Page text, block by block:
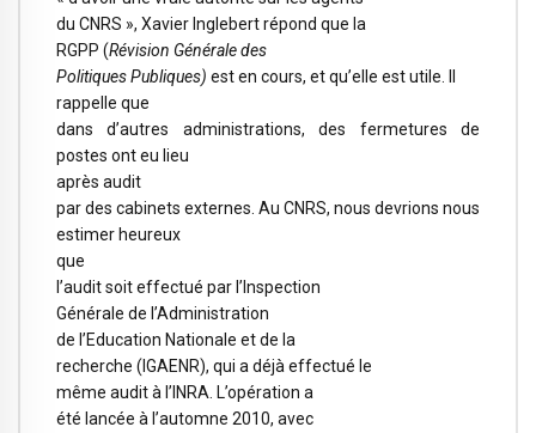
du CNRS », Xavier Inglebert répond que la
RGPP (Révision Générale des
Politiques Publiques) est en cours, et qu’elle est utile. Il
rappelle que
dans d’autres administrations, des fermetures de
postes ont eu lieu
après audit
par des cabinets externes. Au CNRS, nous devrions nous
estimer heureux
que
l’audit soit effectué par l’ Inspection
Générale de l’Administration
de l’Education Nationale et de la
recherche (IGAENR), qui a déjà effectué le
même audit à l’INRA. L’opération a
été lancée à l’automne 2010, avec